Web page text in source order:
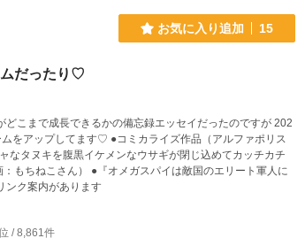
お気に入り追加 15
ムだったり♡
まで成長できるかの備忘録エッセイだったのですが 202
カライズ作品（アルファポリス
なタヌキを腹黒イケメンなウサギが閉じ込めてカッチカチ
イは敵国のエリート軍人に
ペース欄にリンク案内があります
/ 8,861件